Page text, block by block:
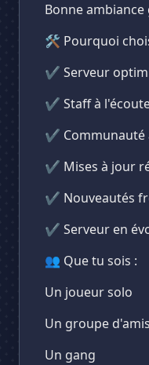
Bonne
🛠️ Pourquoi
✔ Serveur
✔ Staff à
✔ Communauté
✔ Mises à jour
✔ Nouveautés
✔ Serveur en
👥 Que tu sois :
Un joueur solo
Un groupe d'amis
Un gang